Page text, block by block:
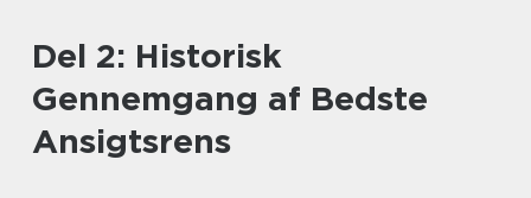
Del 2: Historisk
Gennemgang af Bedste
Ansigtsrens